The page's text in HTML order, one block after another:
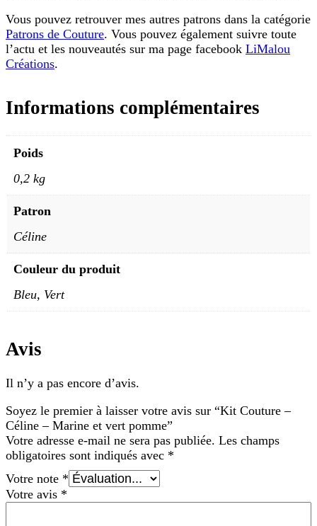
Vous pouvez retrouver mes autres patrons dans la catégorie
Patrons de Couture. Vous pouvez également suivre toute
l’actu et les nouveautés sur ma page facebook LiMalou
Créations.
Informations complémentaires
Poids
0,2 kg
Patron
Céline
Couleur du produit
Bleu, Vert
Avis
Il n’y a pas encore d’avis.
Soyez le premier à laisser votre avis sur “Kit Couture –
Céline – Marine et vert pomme”
Votre adresse e-mail ne sera pas publiée. Les champs
obligatoires sont indiqués avec *
Votre note *
Votre avis *